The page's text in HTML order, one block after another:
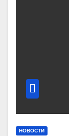
НОВОСТИ